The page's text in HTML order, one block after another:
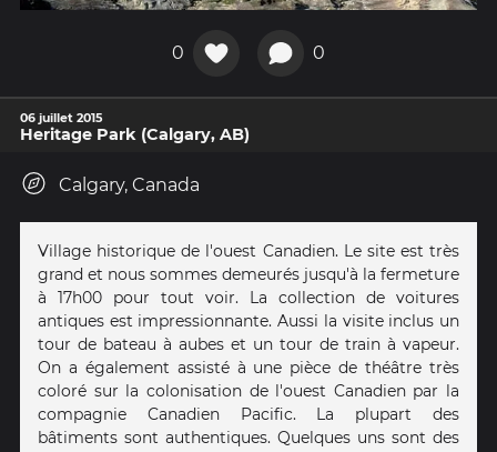
0 0
06 juillet 2015
Heritage Park (Calgary, AB)
Calgary, Canada
Village historique de l'ouest Canadien. Le site est très
grand et nous sommes demeurés jusqu'à la fermeture
à 17h00 pour tout voir. La collection de voitures
antiques est impressionnante. Aussi la visite inclus un
tour de bateau à aubes et un tour de train à vapeur.
On a également assisté à une pièce de théâtre très
coloré sur la colonisation de l'ouest Canadien par la
compagnie Canadien Pacific. La plupart des
bâtiments sont authentiques. Quelques uns sont des